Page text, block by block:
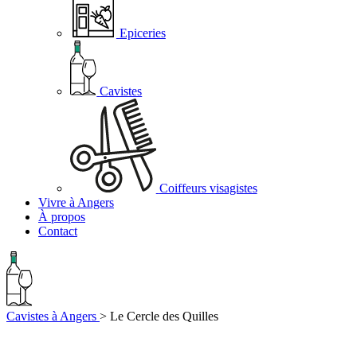
Epiceries
Cavistes
Coiffeurs visagistes
Vivre à Angers
À propos
Contact
Cavistes à Angers > Le Cercle des Quilles